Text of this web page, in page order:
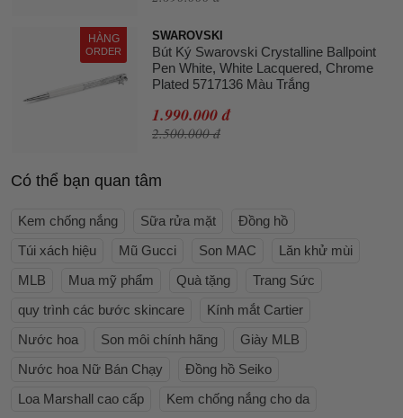
HÀNG
ORDER
SWAROVSKI
Bút Ký Swarovski Crystalline Ballpoint
Pen White, White Lacquered, Chrome
Plated 5717136 Màu Trắng
1.990.000 đ
2.500.000 đ
Có thể bạn quan tâm
Kem chống nắng Sữa rửa mặt
Đồng hồ
Túi xách hiệu
Mũ Gucci Son MAC
Lăn khử mùi
MLB
Mua mỹ phẩm Quà tặng
Trang Sức
quy trình các bước skincare
Kính mắt Cartier
Nước hoa
Son môi chính hãng
Giày MLB
Nước hoa Nữ Bán Chạy
Đồng hồ Seiko
Loa Marshall cao cấp
Kem chống nắng cho da